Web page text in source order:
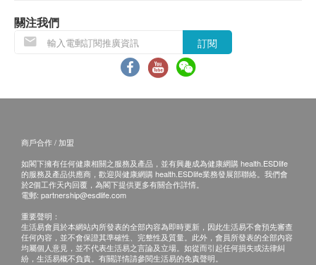
臟排毒和抑制壞膽固醇的形成。
綜合益生菌能幫助協助身體全方位排走多餘毒素，
緩解皮膚敏感症狀
SuperFood Lab SuperGreen 超級排毒綠粉全天
Detox + Skin Support相等於含有1～2公斤的蔬菜
水果。
服用方法
加入250毫升水中，空肚飲用
加入無糖低脂乳酪食用
加入250毫升蘋果汁調味
退換條款：
當顧客收取已訂購之貨品時，有責任檢查貨品是否
有損毀情況，一經確認簽收，恕不接受退換。
退換產品必須包裝完整，如退換之產品有任何殘缺
或過期退回，供應商有權不受理。
正本，並於送貨後3個工作天內按下列方式聯絡健
關注我們
訂閱
商戶合作 / 加盟
如閣下擁有任何健康相關之服務及產品，並有興趣成為健康網購 health.ESDlife
的服務及產品供應商，歡迎與健康網購 health.ESDlife業務發展部聯絡。我們會
於2個工作天內回覆，為閣下提供更多有關合作詳情。
電郵: partnership@esdlife.com
重要聲明：
生活易會員於本網站內所發表的全部內容為即時更新，因此生活易不會預先審查
任何內容，並不會保證其準確性、完整性及質量。此外，會員所發表的全部內容
均屬個人意見，並不代表生活易之言論及立場。如從而引起任何損失或法律糾
紛，生活易概不負責。有關詳情請參閱生活易的免責聲明。